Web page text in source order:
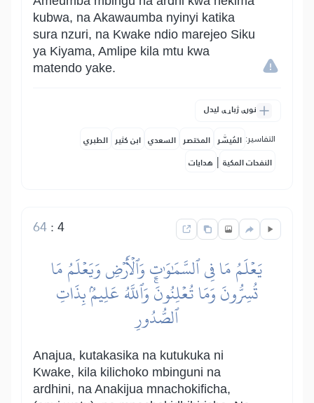
kubwa, na Akawaumba nyinyi katika
sura nzuri, na Kwake ndio marejeo Siku
ya Kiyama, Amlipe kila mtu kwa
matendo yake.
نورې ژباړې لیدل
التفاسير: المُيسَّر المختصر السعدي ابن كثير الطبري
النفحات المكية | هدايات
4
:
64
يَعۡلَمُ مَا فِي ٱلسَّمَٰوَٰتِ وَٱلۡأَرۡضِ وَيَعۡلَمُ مَا
تُسِرُّونَ وَمَا تُعۡلِنُونَۚ وَٱللَّهُ عَلِيمُۢ بِذَاتِ
ٱلصُّدُورِ
Anajua, kutakasika na kutukuka ni
Kwake, kila kilichoko mbinguni na
ardhini, na Anakijua mnachokificha,